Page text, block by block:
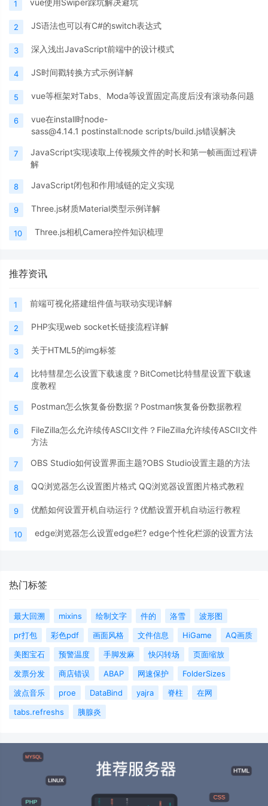
1
2 JS语法也可以有C#的switch表达式
3 深入浅出JavaScript前端中的设计模式
4 JS时间戳转换方式示例详解
5 vue等框架对Tabs、Moda等设置固定高度后没有滚动条问题
6
vue在install时node-
sass@4.14.1 postinstall:node scripts/build.js错误解决
7
JavaScript实现读取上传视频文件的时长和第一帧画面过程讲
解
8 JavaScript闭包和作用域链的定义实现
9 Three.js材质Material类型示例详解
10 Three.js相机Camera控件知识梳理
推荐资讯
1 前端可视化搭建组件值与联动实现详解
2 PHP实现web socket长链接流程详解
3 关于HTML5的img标签
4
比特彗星怎么设置下载速度？BitComet比特彗星设置下载速
度教程
5 Postman怎么恢复备份数据？Postman恢复备份数据教程
6
FileZilla怎么允许续传ASCII文件？FileZilla允许续传ASCII文件
方法
7 OBS Studio如何设置界面主题?OBS Studio设置主题的方法
8 QQ浏览器怎么设置图片格式 QQ浏览器设置图片格式教程
9 优酷如何设置开机自动运行？优酷设置开机自动运行教程
10 edge浏览器怎么设置edge栏? edge个性化栏源的设置方法
热门标签
最大回溯 mixins 绘制文字 件的 洛雪
波形图
pr打包
彩色pdf 画面风格 文件信息 HiGame
AQ画质
美图宝石
预警温度 手脚发麻 快闪转场
页面缩放
发票分发
商店错误 ABAP 网速保护
FolderSizes
波点音乐
proe DataBind yajra 脊柱
在网
tabs.refreshs
胰腺炎